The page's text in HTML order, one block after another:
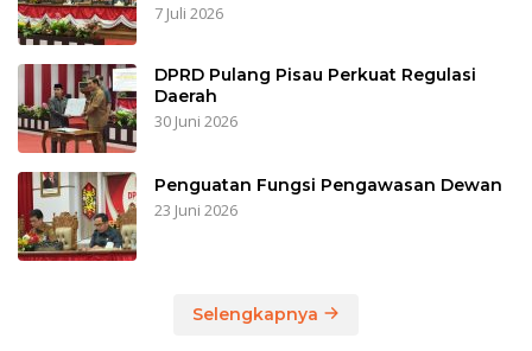
7 Juli 2026
DPRD Pulang Pisau Perkuat Regulasi
Daerah
30 Juni 2026
Penguatan Fungsi Pengawasan Dewan
23 Juni 2026
Selengkapnya